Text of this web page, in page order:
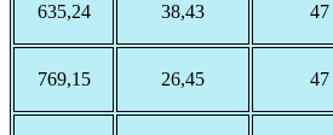
635,24 38,43 47
769,15 26,45 47